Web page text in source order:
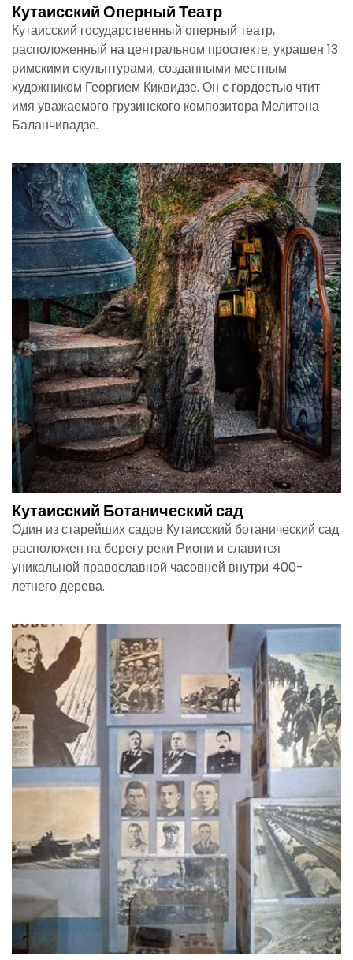
Кутаисский Оперный Театр
Кутаисский государственный оперный театр,
расположенный на центральном проспекте, украшен 13
римскими скульптурами, созданными местным
художником Георгием Киквидзе. Он с гордостью чтит
имя уважаемого грузинского композитора Мелитона
Баланчивадзе.
Кутаисский Ботанический сад
Один из старейших садов Кутаисский ботанический сад
расположен на берегу реки Риони и славится
уникальной православной часовней внутри 400-
летнего дерева.